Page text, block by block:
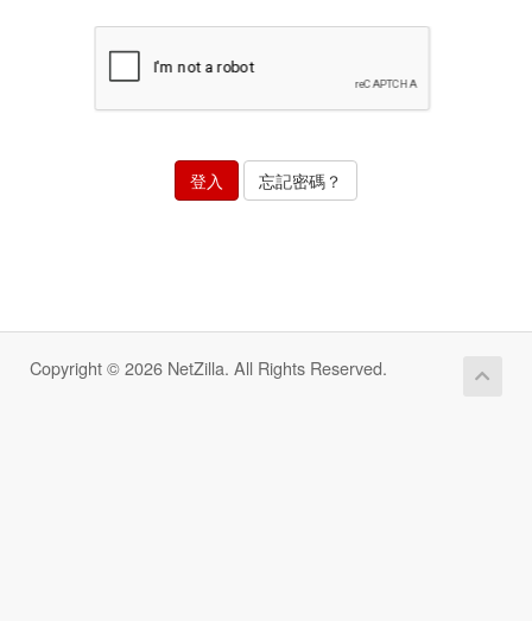
忘記密碼？
Copyright © 2026 NetZilla. All Rights Reserved.